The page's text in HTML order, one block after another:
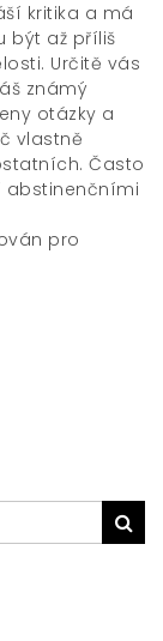
kritika a má
být až příliš
Určitě vás
známý
otázky a
vlastně
Často
abstinenčními
pro